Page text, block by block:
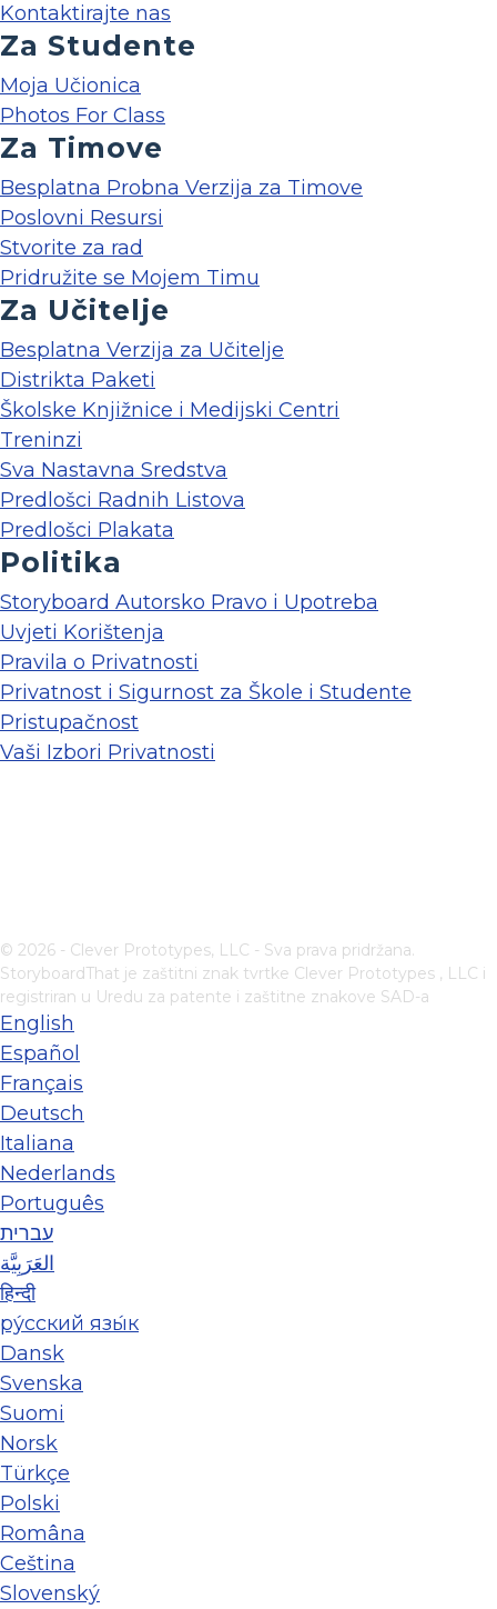
Kontaktirajte nas
Za Studente
Moja Učionica
Photos For Class
Za Timove
Besplatna Probna Verzija za Timove
Poslovni Resursi
Stvorite za rad
Pridružite se Mojem Timu
Za Učitelje
Besplatna Verzija za Učitelje
Distrikta Paketi
Školske Knjižnice i Medijski Centri
Treninzi
Sva Nastavna Sredstva
Predlošci Radnih Listova
Predlošci Plakata
Politika
Storyboard Autorsko Pravo i Upotreba
Uvjeti Korištenja
Pravila o Privatnosti
Privatnost i Sigurnost za Škole i Studente
Pristupačnost
Vaši Izbori Privatnosti
© 2026 - Clever Prototypes, LLC - Sva prava pridržana.
StoryboardThat je zaštitni znak tvrtke Clever Prototypes , LLC i
registriran u Uredu za patente i zaštitne znakove SAD-a
English
Español
Français
Deutsch
Italiana
Nederlands
Português
עברית
العَرَبِيَّة
हिन्दी
ру́сский язы́к
Dansk
Svenska
Suomi
Norsk
Türkçe
Polski
Româna
Ceština
Slovenský